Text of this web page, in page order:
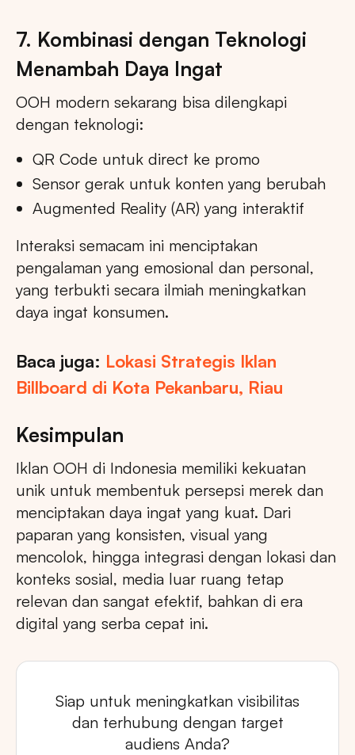
7. Kombinasi dengan Teknologi
Menambah Daya Ingat
OOH modern sekarang bisa dilengkapi
dengan teknologi:
QR Code untuk direct ke promo
Sensor gerak untuk konten yang berubah
Augmented Reality (AR) yang interaktif
Interaksi semacam ini menciptakan
pengalaman yang emosional dan personal,
yang terbukti secara ilmiah meningkatkan
daya ingat konsumen.
Baca juga: Lokasi Strategis Iklan
Billboard di Kota Pekanbaru, Riau
Kesimpulan
Iklan OOH di Indonesia memiliki kekuatan
unik untuk membentuk persepsi merek dan
menciptakan daya ingat yang kuat. Dari
paparan yang konsisten, visual yang
mencolok, hingga integrasi dengan lokasi dan
konteks sosial, media luar ruang tetap
relevan dan sangat efektif, bahkan di era
digital yang serba cepat ini.
Siap untuk meningkatkan visibilitas
dan terhubung dengan target
audiens Anda?